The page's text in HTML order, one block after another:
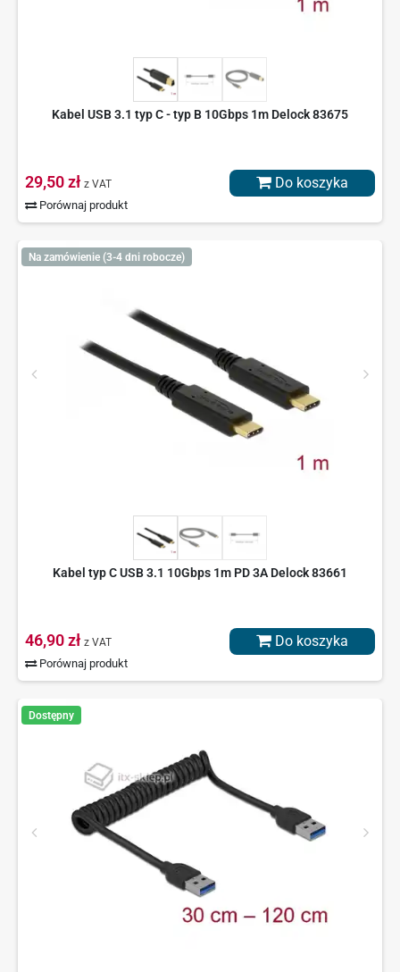
Kabel USB 3.1 typ C - typ B 10Gbps 1m Delock 83675
29,50 zł z VAT
Porównaj produkt
Do koszyka
Na zamówienie (3-4 dni robocze)
Kabel typ C USB 3.1 10Gbps 1m PD 3A Delock 83661
46,90 zł z VAT
Porównaj produkt
Do koszyka
Dostępny